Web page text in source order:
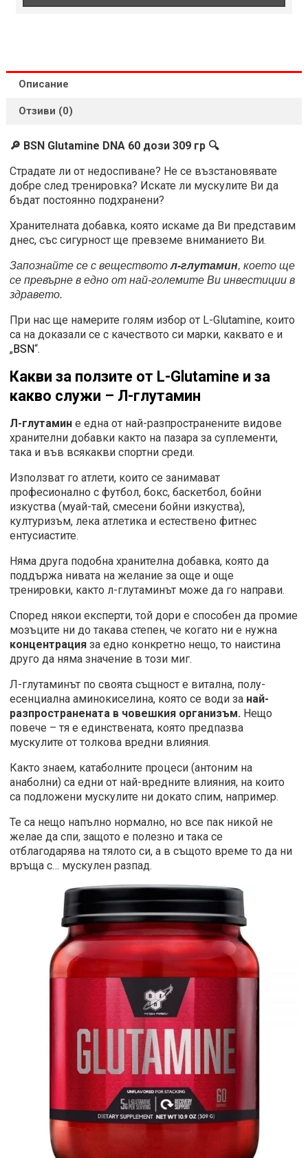
Описание
Отзиви (0)
🔎 BSN Glutamine DNA 60 дози 309 гр 🔍
Страдате ли от недоспиване? Не се възстановявате
добре след тренировка? Искате ли мускулите Ви да
бъдат постоянно подхранени?
Хранителната добавка, която искаме да Ви представим
днес, със сигурност ще превземе вниманието Ви.
Запознайте се с веществотол-глутамин, което ще
се превърне в едно от най-големите Ви инвестиции в
здравето.
При нас ще намерите голям избор от L-Glutamine, които
са на доказали се с качеството си марки, каквато е и
„BSN“.
Какви за ползите от L-Glutamine и за
какво служи – Л-глутамин
Л-глутамин е една от най-разпространените видове
хранителни добавки както на пазара за суплементи,
така и във всякакви спортни среди.
Използват го атлети, които се занимават
професионално с футбол, бокс, баскетбол, бойни
изкуства (муай-тай, смесени бойни изкуства),
културизъм, лека атлетика и естествено фитнес
ентусиастите.
Няма друга подобна хранителна добавка, която да
поддържа нивата на желание за още и още
тренировки, както л-глутаминът може да го направи.
Според някои експерти, той дори е способен да промие
мозъците ни до такава степен, че когато ни е нужна
концентрация за едно конкретно нещо, то наистина
друго да няма значение в този миг.
Л-глутаминът по своята същност е витална, полу-
есенциална аминокиселина, която се води за най-
разпространената в човешкия организъм. Нещо
повече – тя е единствената, която предпазва
мускулите от толкова вредни влияния.
Както знаем, катаболните процеси (антоним на
анаболни) са едни от най-вредните влияния, на които
са подложени мускулите ни докато спим, например.
Те са нещо напълно нормално, но все пак никой не
желае да спи, защото е полезно и така се
отблагодарява на тялото си, а в същото време то да ни
връща с… мускулен разпад.